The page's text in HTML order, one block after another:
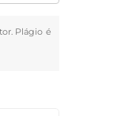
Plágio é